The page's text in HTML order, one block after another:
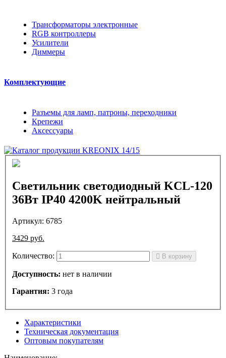
Трансформаторы электронные
RGB контроллеры
Усилители
Диммеры
Комплектующие
Разъемы для ламп, патроны, переходники
Крепежи
Аксессуары
Светильник светодиодный KCL-120
36Вт IP40 4200K нейтральный
Артикул: 6785
3429 руб.
Количество: В корзину
Доступность: нет в наличии
Гарантия: 3 года
Характеристики
Техническая документация
Оптовым покупателям